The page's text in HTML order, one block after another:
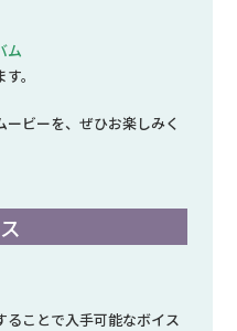
ム
。
ービーを、ぜひお楽しみく
ことで入手可能なボイス